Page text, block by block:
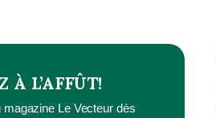
À L’AFFÛT!
Le Vecteur dès